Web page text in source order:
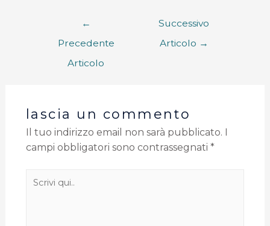
←
Precedente
Articolo
Successivo
Articolo →
lascia un commento
Il tuo indirizzo email non sarà pubblicato.
campi obbligatori sono contrassegnati *